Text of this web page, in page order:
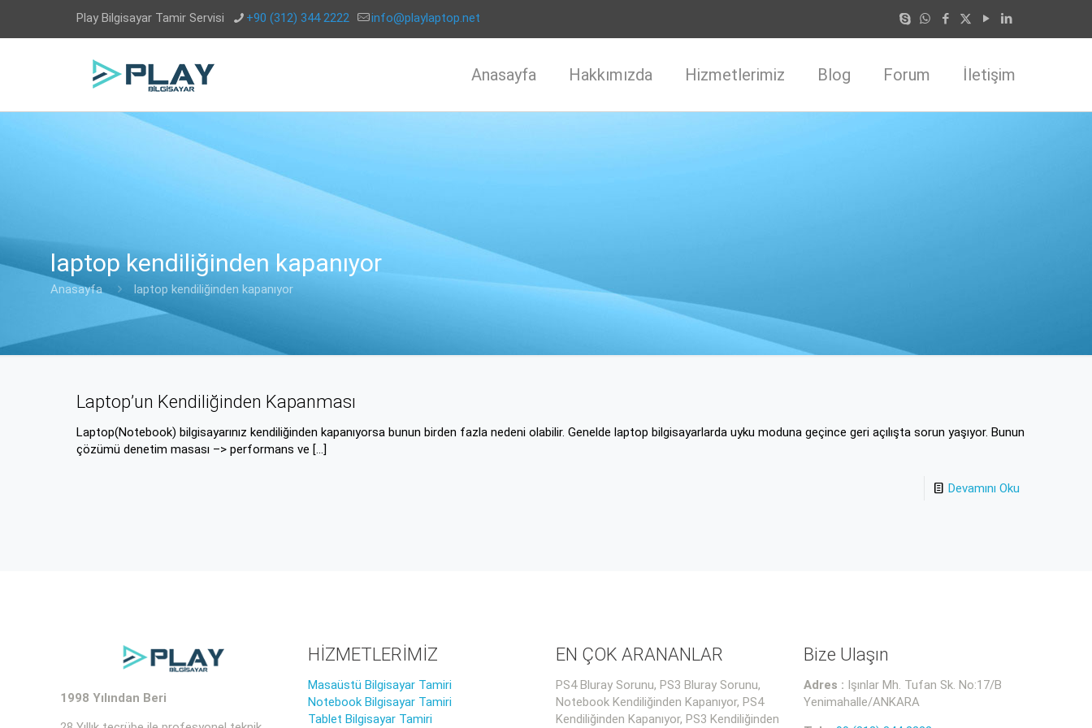
Play Bilgisayar Tamir Servisi +90 (312) 344 2222 info@playlaptop.net
Anasayfa Hakkımızda Hizmetlerimiz Blog Forum İletişim
laptop kendiliğinden kapanıyor
Anasayfa laptop kendiliğinden kapanıyor
Laptop’un Kendiliğinden Kapanması
Laptop(Notebook) bilgisayarınız kendiliğinden kapanıyorsa bunun birden fazla nedeni olabilir. Genelde laptop bilgisayarlarda uyku moduna geçince geri açılışta sorun yaşıyor. Bunun
çözümü denetim masası –> performans ve […]
Devamını Oku
1998 Yılından Beri
HİZMETLERİMİZ
Masaüstü Bilgisayar Tamiri
Notebook Bilgisayar Tamiri
Tablet Bilgisayar Tamiri
EN ÇOK ARANANLAR
PS4 Bluray Sorunu, PS3 Bluray Sorunu,
Notebook Kendiliğinden Kapanıyor, PS4
Kendiliğinden Kapanıyor, PS3 Kendiliğinden
Bize Ulaşın
Adres : Işınlar Mh. Tufan Sk. No:17/B
Yenimahalle/ANKARA